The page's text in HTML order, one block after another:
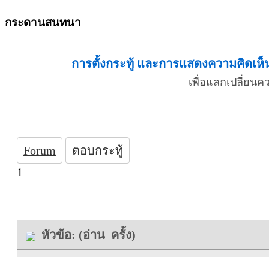
กระดานสนทนา
การตั้งกระทู้ และการแสดงความคิด
เพื่อแลกเปลี่ยน
Forum
ตอบกระทู้
1
หัวข้อ: (อ่าน ครั้ง)